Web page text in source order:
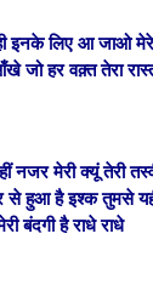
इनके लिए आ जाओ मेरे
जो हर वक़्ततेरा
नजर मेरी क्यूं तेरी
हुआ है इश्क तुमसे यही
बंदगी हैराधे राधे